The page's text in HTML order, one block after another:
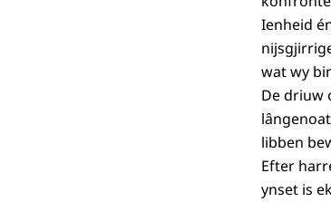
Ienheid
wat wy
De driuw
libben
Efter
ynset is